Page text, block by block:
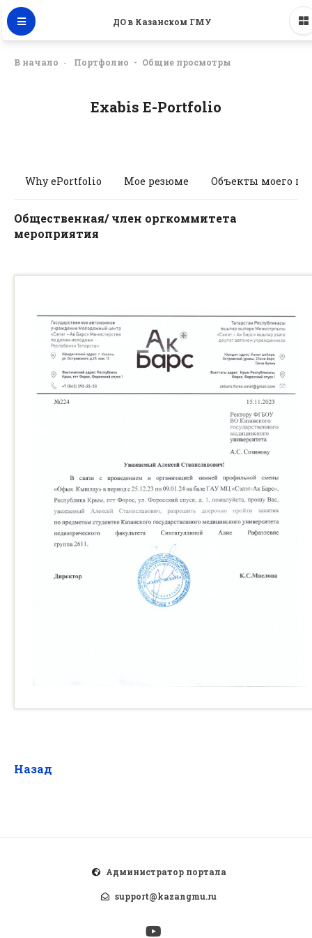
ДО в Казанском ГМУ
В начало Портфолио Общие просмотры
Exabis E-Portfolio
Why ePortfolio Мое резюме Объекты моего
Общественная/ член оргкоммитета
мероприятия
Назад
Администратор портала
support@kazangmu.ru